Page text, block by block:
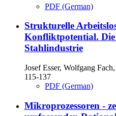
PDF (German)
Strukturelle
Konfliktpotential. Die
Stahlindustrie
Josef Esser, Wolfgang
115-137
PDF (German)
Mikroprozessoren -